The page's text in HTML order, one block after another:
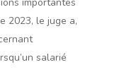
2023, le juge a,
salarié